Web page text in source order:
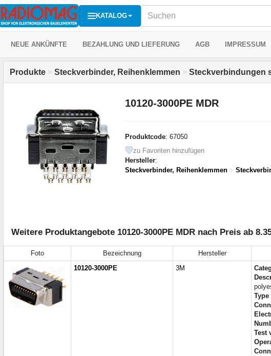
KATALOG
NEUE ANKÜNFTE BEZAHLUNG UND LIEFERUNG AGB IMPRESSUM
Produkte > Steckverbinder, Reihenklemmen > Steckverbindungen
10120-3000PE MDR
Produktcode: 67050
zu Favoriten hinzufügen
Hersteller:
Steckverbinder, Reihenklemmen >
Weitere Produktangebote 10120-3000PE MDR nach Preis ab
Foto Bezeichnung Hersteller
10120-3000PE
3M
Test